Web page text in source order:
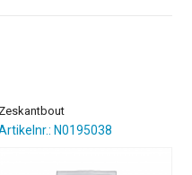
Zeskantbout
N0195038